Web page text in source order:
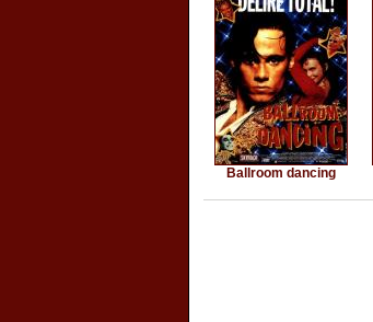
Ballroom dancing